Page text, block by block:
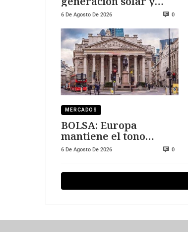
fotovoltaica
6 De Agosto De 2026 0
MERCADOS
BOLSA: Europa
mantiene el tono
positivo
6 De Agosto De 2026 0